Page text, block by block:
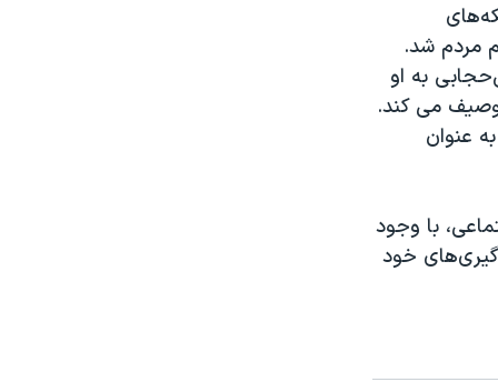
مردم شد.
به او
می کند.
عنوان
با وجود
خود